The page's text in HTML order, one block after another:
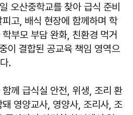
오산중학교를 찾아 급식 준비
고, 배식 현장에 함께하며 학
부모 부담 완화, 친환경 먹거
이 결합된 공교육 책임 영역으
.
께 급식실 안전, 위생, 조리 환
영양교사, 영양사, 조리사, 조